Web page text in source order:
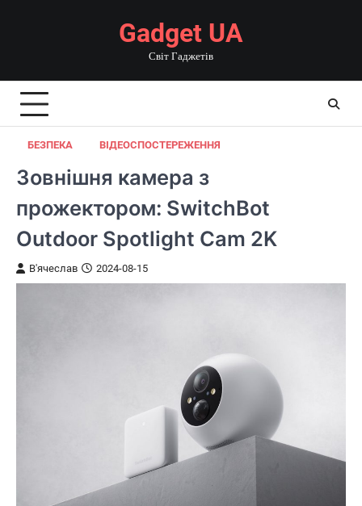
Gadget UA
Світ Гаджетів
БЕЗПЕКА ВІДЕОСПОСТЕРЕЖЕННЯ
Зовнішня камера з
прожектором: SwitchBot
Outdoor Spotlight Cam 2K
В'ячеслав 2024-08-15